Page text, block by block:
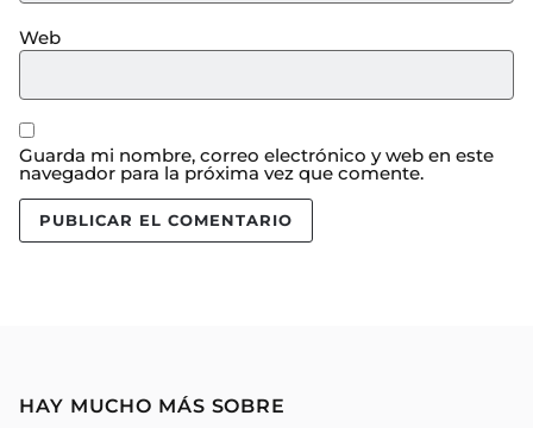
Web
Guarda mi nombre, correo electrónico y web en este
navegador para la próxima vez que comente.
HAY MUCHO MÁS SOBRE